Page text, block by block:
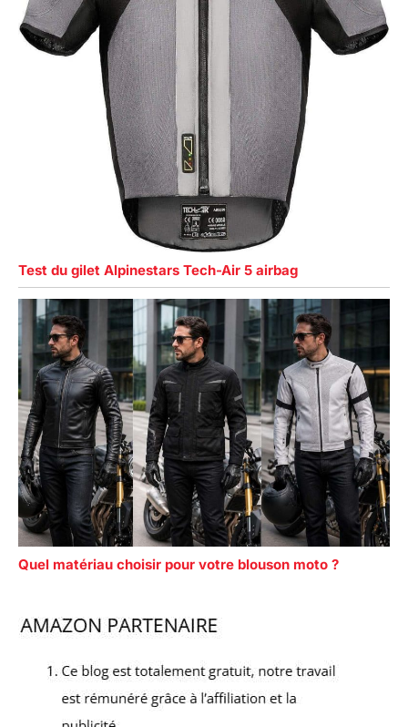
Test du gilet Alpinestars Tech-Air 5 airbag
Quel matériau choisir pour votre blouson moto ?